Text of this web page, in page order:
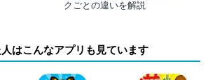
クごとの違いを解説
はこんなアプリも見ています